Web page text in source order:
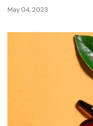
May 04, 2023